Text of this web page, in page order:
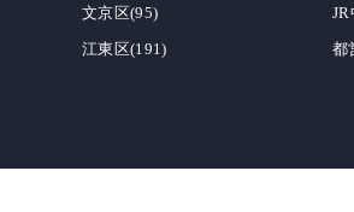
文京区(95)
江東区(191)
都